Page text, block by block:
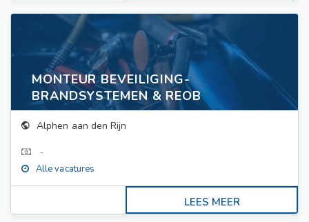
MONTEUR BEVEILIGING-
BRANDSYSTEMEN & REOB
Alphen aan den Rijn
-
Alle vacatures